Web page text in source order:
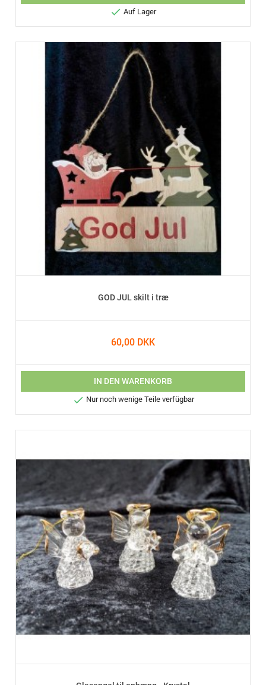
 Auf Lager
GOD JUL skilt i træ
60,00 DKK
IN DEN WARENKORB
 Nur noch wenige Teile verfügbar